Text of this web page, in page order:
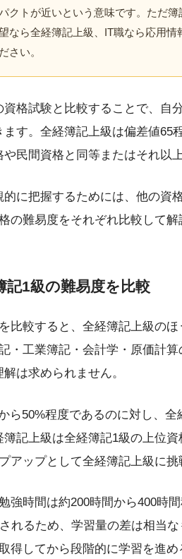
クトが近いという意味です。ただ
なら全経簿記上級、IT職なら応用情
さい。
格試験と比較することで、自
す。全経簿記上級は偏差値65
民間資格と同等またはそれ以
に把握するためには、他の資
の難易度をそれぞれ比較して解
記1級の難易度を比較
比較すると、全経簿記上級の
・工業簿記・会計学・原価計
は求められません。
ら50%程度であるのに対し、
記上級は全経簿記1級の上位資
アップとして全経簿記上級に挑
強時間は約200時間から400時
れるため、学習量の差は相当
得してから段階的に学習を進め